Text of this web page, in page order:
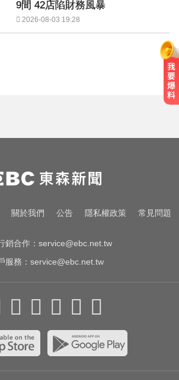
9間 42店陷財務風暴
2026-08-03 19:28
關於我們 公告 隱私權政策 常見問題
銷合作： service@ebc.net.tw
服務： service@ebc.net.tw